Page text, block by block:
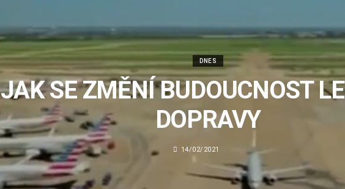
DNES
JAK SE ZMĚNÍ BUDOUCNOST
DOPRAVY
14/02/2021